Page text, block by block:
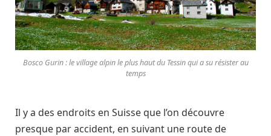
Bosco Gurin : le village alpin le plus haut du Tessin qui a su résister au
temps
Il y a des endroits en Suisse que l’on découvre
presque par accident, en suivant une route de